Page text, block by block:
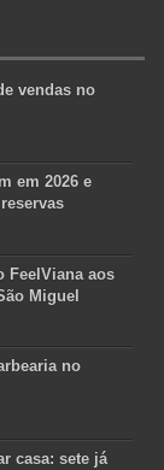
vendas no
em 2026 e
FeelViana aos
Miguel
no
casa: sete já